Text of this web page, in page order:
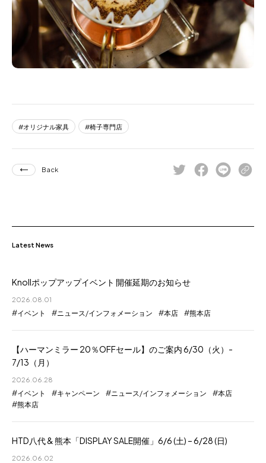
オリジナル家具 椅子専門店
Back
Latest News
Knollポップアップイベント 開催延期のお知らせ
2026.08.01
イベント ニュース/インフォメーション 本店 熊本店
【ハーマンミラー 20％OFFセール】のご案内 6/30（火）-
7/13（月）
2026.06.28
イベント キャンペーン ニュース/インフォメーション
本店
熊本店
HTD八代 & 熊本「DISPLAY SALE開催」6/6 (土) – 6/28 (日)
2026.06.02